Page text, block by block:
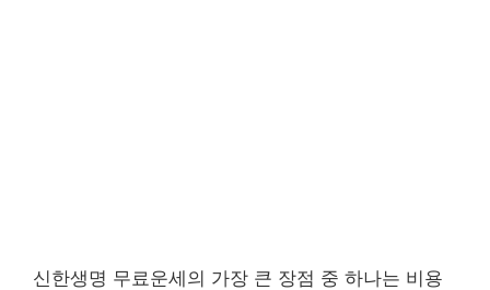
신한생명 무료운세의 가장 큰 장점 중 하나는 비용